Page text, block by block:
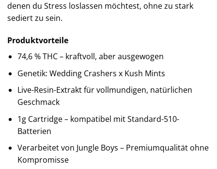
denen du Stress loslassen möchtest, ohne zu stark
sediert zu sein.
Produktvorteile
74,6 % THC – kraftvoll, aber ausgewogen
Genetik: Wedding Crashers x Kush Mints
Live-Resin-Extrakt für vollmundigen, natürlichen
Geschmack
1g Cartridge – kompatibel mit Standard-510-
Batterien
Verarbeitet von Jungle Boys – Premiumqualität ohne
Kompromisse